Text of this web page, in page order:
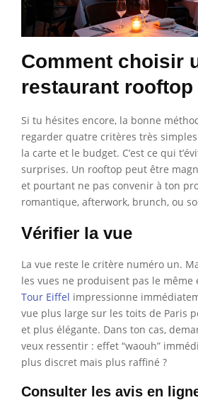
Comment choisir
restaurant rooftop
Si tu hésites encore, la bonne
regarder quatre critères très simples
la carte et le budget. C’est ce qui
surprises. Un rooftop peut être
et pourtant ne pas convenir à ton
romantique, afterwork, brunch, ou
Vérifier la vue
La vue reste le critère numéro un.
les vues ne produisent pas le même
Tour Eiffel impressionne
vue plus large sur les toits de Paris
et plus élégante. Dans ton cas,
veux ressentir : effet “waouh”
plus discret mais plus raffiné ?
Consulter les avis en